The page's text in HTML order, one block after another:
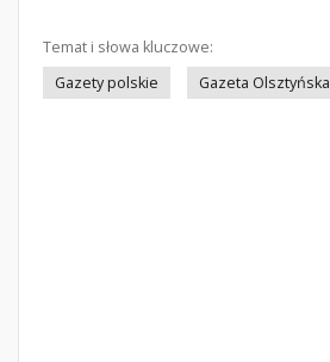
Temat i słowa kluczowe:
Gazety polskie
Gazeta Olsztyńska